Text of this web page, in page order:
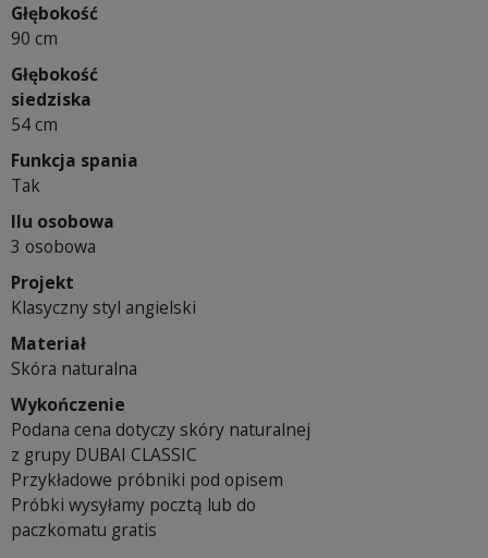
Głębokość
90 cm
Głębokość
siedziska
54 cm
Funkcja spania
Tak
Ilu osobowa
3 osobowa
Projekt
Klasyczny styl angielski
Materiał
Skóra naturalna
Wykończenie
Podana cena dotyczy skóry naturalnej
z grupy DUBAI CLASSIC
Przykładowe próbniki pod opisem
Próbki wysyłamy pocztą lub do
paczkomatu gratis